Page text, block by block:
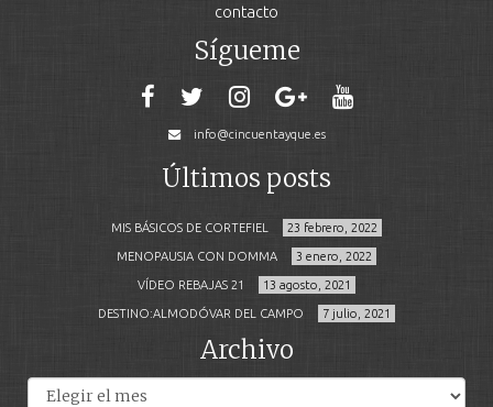
contacto
Sígueme
info@cincuentayque.es
Últimos posts
MIS BÁSICOS DE CORTEFIEL 23 febrero, 2022
MENOPAUSIA CON DOMMA 3 enero, 2022
VÍDEO REBAJAS 21 13 agosto, 2021
DESTINO:ALMODÓVAR DEL CAMPO 7 julio, 2021
Archivo